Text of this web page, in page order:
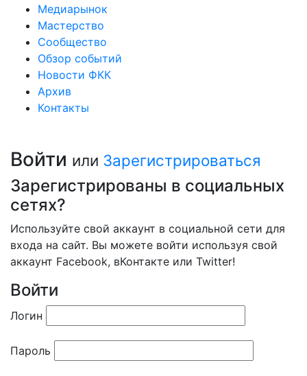
Медиарынок
Мастерство
Сообщество
Обзор событий
Новости ФКК
Архив
Контакты
Войти или Зарегистрироваться
Зарегистрированы в социальных
сетях?
Используйте свой аккаунт в социальной сети для
входа на сайт. Вы можете войти используя свой
аккаунт Facebook, вКонтакте или Twitter!
Войти
Логин
Пароль